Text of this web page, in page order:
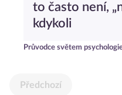
to často není,
kdykoli
Průvodce světem
Předchozí